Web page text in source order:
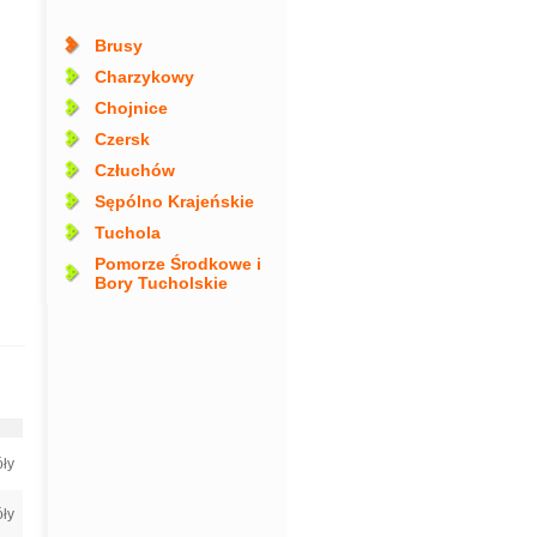
Brusy
Charzykowy
Chojnice
Czersk
Człuchów
Sępólno Krajeńskie
Tuchola
Pomorze Środkowe i
Bory Tucholskie